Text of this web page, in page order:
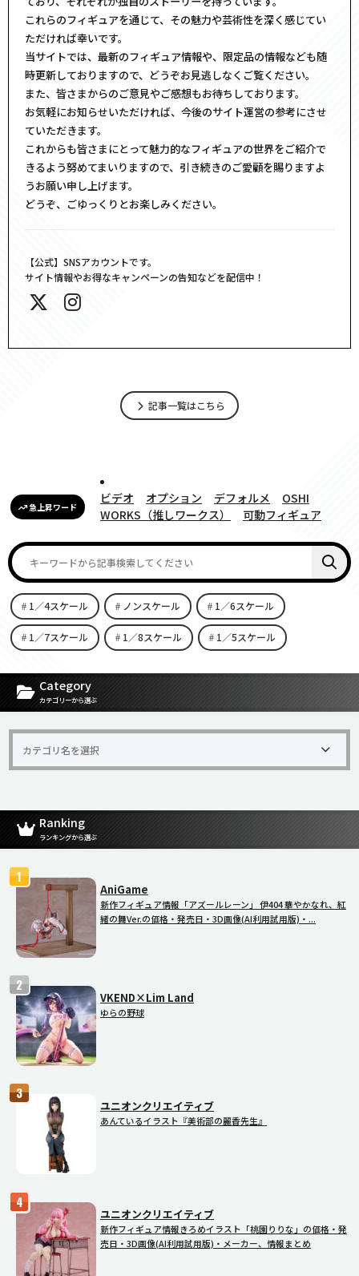
これらのフィギュアを通じて、その魅力や芸術性を深く感じてい
ただければ幸いです。
当サイトでは、最新のフィギュア情報や、限定品の情報なども随
時更新しておりますので、どうぞお見逃しなくご覧ください。
また、皆さまからのご意見やご感想もお待ちしております。
お気軽にお知らせいただければ、今後のサイト運営の参考にさせ
ていただきます。
これからも皆さまにとって魅力的なフィギュアの世界をご紹介で
きるよう努めてまいりますので、引き続きのご愛顧を賜りますよ
うお願い申し上げます。
どうぞ、ごゆっくりとお楽しみください。
【公式】SNSアカウントです。
サイト情報やお得なキャンペーンの告知などを配信中！
記事一覧はこちら
急上昇ワード
ビデオ オプション デフォルメ
OSHI
WORKS（推しワークス）
可動フィギュア
1／4スケール ノンスケール 1／6スケール
1／7スケール 1／8スケール 1／5スケール
[carousel-horizontal-posts-content-slider id=9342]
Category
カテゴリーから選ぶ
Ranking
ランキングから選ぶ
AniGame
新作フィギュア情報「アズールレーン」 伊404 華やかなれ、紅
緒の舞Ver.の価格・発売日・3D画像(AI利用試用版)・...
VKEND×Lim Land
ゆらの野球
ユニオンクリエイティブ
あんているイラスト『美術部の麗香先生』
ユニオンクリエイティブ
新作フィギュア情報きろめイラスト「桃園りりな」の価格・発
売日・3D画像(AI利用試用版)・メーカー、情報まとめ